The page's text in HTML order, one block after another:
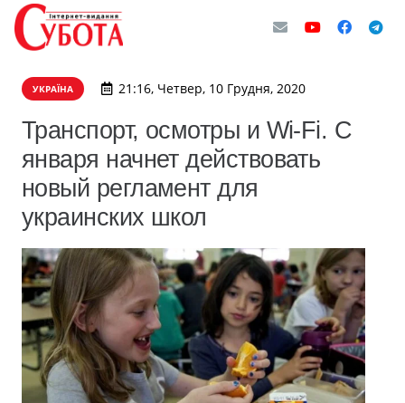
УКРАЇНА 21:16, Четвер, 10 Грудня, 2020
Транспорт, осмотры и Wi-Fi. С
января начнет действовать
новый регламент для
украинских школ